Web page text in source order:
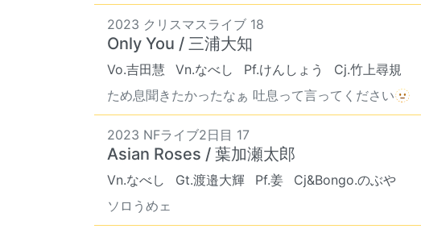
2023 クリスマスライブ 18
Only You / 三浦大知
Vo.吉田慧 Vn.なべし Pf.けんしょう
Cj.竹上尋規
ため息聞きたかったなぁ 吐息って言ってください🫥
2023 NFライブ2日目 17
Asian Roses / 葉加瀬太郎
Vn.なべし Gt.渡邉大輝 Pf.姜
Cj&Bongo.のぶや
ソロうめェ